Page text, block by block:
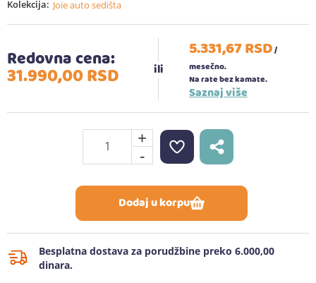
Kolekcija: Joie auto sedišta
Redovna cena:
31.990,00RSD
5.331,67RSD/
mesečno.
Na rate bez kamate.
Saznaj više
+
-
Dodaj u korpu
Besplatna dostava za porudžbine preko 6.000,00
dinara.